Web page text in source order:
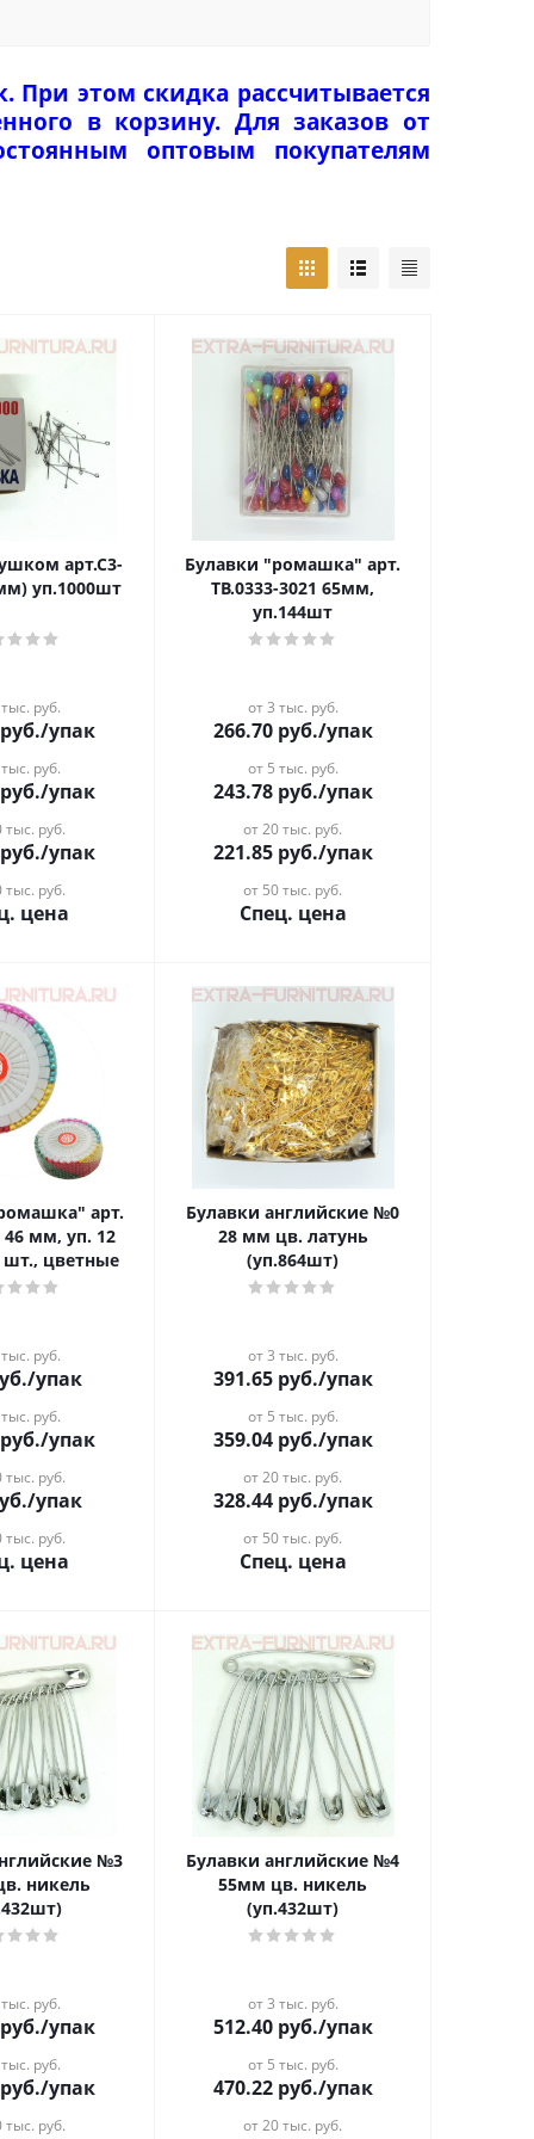
При этом скидка рассчитывается
в корзину. Для заказов от
оптовым покупателям
арт.С3-
уп.1000шт
руб.
/упак
руб.
/упак
тыс. руб.
/упак
тыс. руб.
цена
Булавки "ромашка" арт.
ТВ.0333-3021 65мм,
уп.144шт
от 3 тыс. руб.
266.70руб./упак
от 5 тыс. руб.
243.78руб./упак
от 20 тыс. руб.
221.85руб./упак
от 50 тыс. руб.
Спец. цена
46 мм, уп. 12
шт., цветные
руб.
/упак
руб.
/упак
тыс. руб.
/упак
тыс. руб.
цена
Булавки английские №0
28 мм цв. латунь
(уп.864шт)
от 3 тыс. руб.
391.65руб./упак
от 5 тыс. руб.
359.04руб./упак
от 20 тыс. руб.
328.44руб./упак
от 50 тыс. руб.
Спец. цена
№3
никель
руб.
/упак
руб.
/упак
тыс. руб.
Булавки английские №4
55мм цв. никель
(уп.432шт)
от 3 тыс. руб.
512.40руб./упак
от 5 тыс. руб.
470.22руб./упак
от 20 тыс. руб.